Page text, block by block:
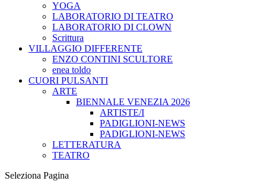
YOGA
LABORATORIO DI TEATRO
LABORATORIO DI CLOWN
Scrittura
VILLAGGIO DIFFERENTE
ENZO CONTINI SCULTORE
enea toldo
CUORI PULSANTI
ARTE
BIENNALE VENEZIA 2026
ARTISTE/I
PADIGLIONI-NEWS
PADIGLIONI-NEWS
LETTERATURA
TEATRO
Seleziona Pagina